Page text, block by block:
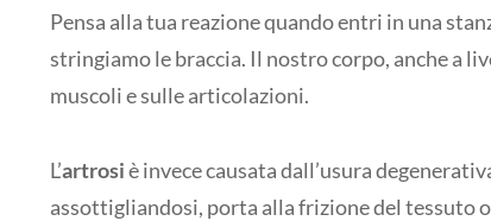
Pensa alla tua reazione quando entri in una
stringiamo le braccia. Il nostro corpo, anche a
muscoli e sulle articolazioni.
L’artrosiè invece causata dall’usura
assottigliandosi, porta alla frizione del tessuto